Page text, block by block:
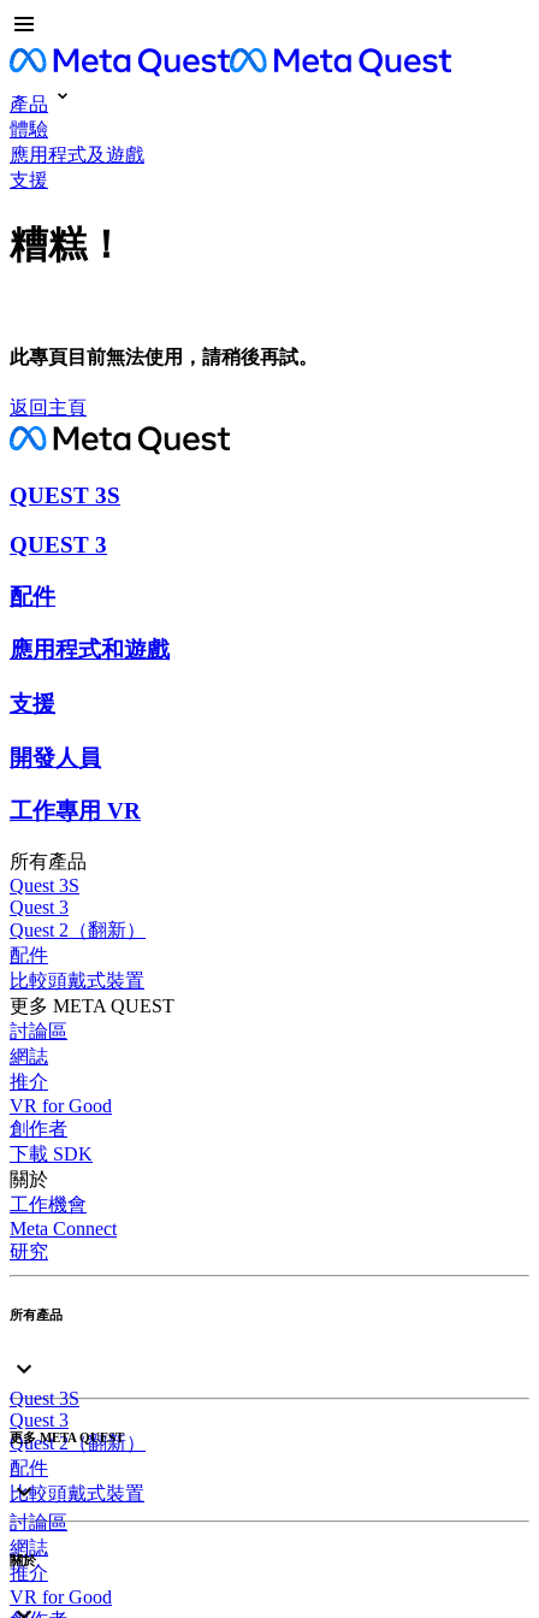
產品
體驗
應用程式及遊戲
支援
糟糕！
此專頁目前無法使用，請稍後再試。
返回主頁
QUEST 3S
QUEST 3
配件
應用程式和遊戲
支援
開發人員
工作專用 VR
所有產品
Quest 3S
Quest 3
Quest 2（翻新）
配件
比較頭戴式裝置
更多 META QUEST
討論區
網誌
推介
VR for Good
創作者
下載 SDK
關於
工作機會
Meta Connect
研究
所有產品
Quest 3S
Quest 3
Quest 2（翻新）
配件
比較頭戴式裝置
更多 META QUEST
討論區
網誌
推介
VR for Good
關於